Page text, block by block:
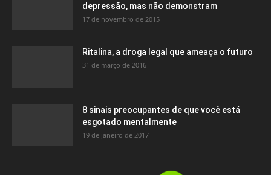
depressão, mas não demonstram
17 de novembro de 2015
Ritalina, a droga legal que ameaça o futuro
31 de março de 2016
8 sinais preocupantes de que você está
esgotado mentalmente
19 de janeiro de 2017